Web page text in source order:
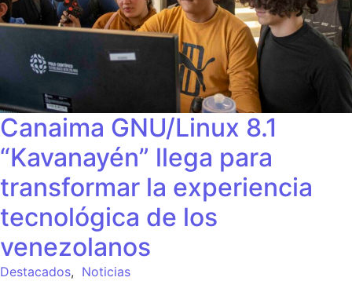
Canaima GNU/Linux 8.1
“Kavanayén” llega para
transformar la experiencia
tecnológica de los
venezolanos
Destacados, Noticias